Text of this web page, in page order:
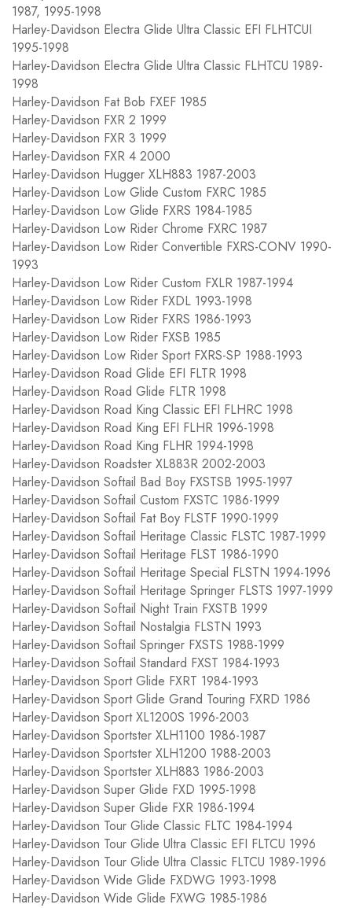
1987, 1995-1998
Harley-Davidson Electra Glide Ultra Classic EFI FLHTCUI
1995-1998
Harley-Davidson Electra Glide Ultra Classic FLHTCU 1989-
1998
Harley-Davidson Fat Bob FXEF 1985
Harley-Davidson FXR 2 1999
Harley-Davidson FXR 3 1999
Harley-Davidson FXR 4 2000
Harley-Davidson Hugger XLH883 1987-2003
Harley-Davidson Low Glide Custom FXRC 1985
Harley-Davidson Low Glide FXRS 1984-1985
Harley-Davidson Low Rider Chrome FXRC 1987
Harley-Davidson Low Rider Convertible FXRS-CONV 1990-
1993
Harley-Davidson Low Rider Custom FXLR 1987-1994
Harley-Davidson Low Rider FXDL 1993-1998
Harley-Davidson Low Rider FXRS 1986-1993
Harley-Davidson Low Rider FXSB 1985
Harley-Davidson Low Rider Sport FXRS-SP 1988-1993
Harley-Davidson Road Glide EFI FLTR 1998
Harley-Davidson Road Glide FLTR 1998
Harley-Davidson Road King Classic EFI FLHRC 1998
Harley-Davidson Road King EFI FLHR 1996-1998
Harley-Davidson Road King FLHR 1994-1998
Harley-Davidson Roadster XL883R 2002-2003
Harley-Davidson Softail Bad Boy FXSTSB 1995-1997
Harley-Davidson Softail Custom FXSTC 1986-1999
Harley-Davidson Softail Fat Boy FLSTF 1990-1999
Harley-Davidson Softail Heritage Classic FLSTC 1987-1999
Harley-Davidson Softail Heritage FLST 1986-1990
Harley-Davidson Softail Heritage Special FLSTN 1994-1996
Harley-Davidson Softail Heritage Springer FLSTS 1997-1999
Harley-Davidson Softail Night Train FXSTB 1999
Harley-Davidson Softail Nostalgia FLSTN 1993
Harley-Davidson Softail Springer FXSTS 1988-1999
Harley-Davidson Softail Standard FXST 1984-1993
Harley-Davidson Sport Glide FXRT 1984-1993
Harley-Davidson Sport Glide Grand Touring FXRD 1986
Harley-Davidson Sport XL1200S 1996-2003
Harley-Davidson Sportster XLH1100 1986-1987
Harley-Davidson Sportster XLH1200 1988-2003
Harley-Davidson Sportster XLH883 1986-2003
Harley-Davidson Super Glide FXD 1995-1998
Harley-Davidson Super Glide FXR 1986-1994
Harley-Davidson Tour Glide Classic FLTC 1984-1994
Harley-Davidson Tour Glide Ultra Classic EFI FLTCU 1996
Harley-Davidson Tour Glide Ultra Classic FLTCU 1989-1996
Harley-Davidson Wide Glide FXDWG 1993-1998
Harley-Davidson Wide Glide FXWG 1985-1986